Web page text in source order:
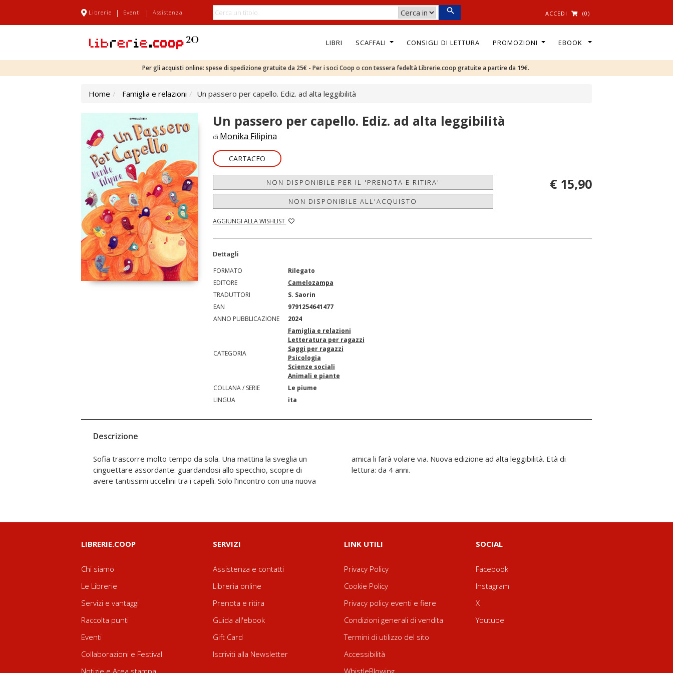
Librerie | Eventi | Assistenza ACCEDI (0)
LIBRI SCAFFALI CONSIGLI DI LETTURA PROMOZIONI EBOOK
Per gli acquisti online: spese di spedizione gratuite da 25€ - Per i soci Coop o con tessera fedeltà Librerie.coop gratuite a partire da 19€.
Home Famiglia e relazioni Un passero per capello. Ediz. ad alta leggibilità
Un passero per capello. Ediz. ad alta leggibilità
di Monika Filipina
CARTACEO
NON DISPONIBILE PER IL 'PRENOTA E RITIRA'
NON DISPONIBILE ALL'ACQUISTO
AGGIUNGI ALLA WISHLIST
€ 15,90
Dettagli
FORMATO
Rilegato
EDITORE
Camelozampa
TRADUTTORI
S. Saorin
EAN
9791254641477
ANNO PUBBLICAZIONE
2024
CATEGORIA
Famiglia e relazioni
Letteratura per ragazzi
Saggi per ragazzi
Psicologia
Scienze sociali
Animali e piante
COLLANA / SERIE
Le piume
LINGUA
ita
Descrizione
Sofia trascorre molto tempo da sola. Una mattina la sveglia un
cinguettare assordante: guardandosi allo specchio, scopre di
avere tantissimi uccellini tra i capelli. Solo l'incontro con una nuova
amica li farà volare via. Nuova edizione ad alta leggibilità. Età di
lettura: da 4 anni.
LIBRERIE.COOP
Chi siamo
Le Librerie
Servizi e vantaggi
Raccolta punti
Eventi
Collaborazioni e Festival
Notizie e Area stampa
SERVIZI
Assistenza e contatti
Libreria online
Prenota e ritira
Guida all'ebook
Gift Card
Iscriviti alla Newsletter
LINK UTILI
Privacy Policy
Cookie Policy
Privacy policy eventi e fiere
Condizioni generali di vendita
Termini di utilizzo del sito
Accessibilità
WhistleBlowing
SOCIAL
Facebook
Instagram
X
Youtube